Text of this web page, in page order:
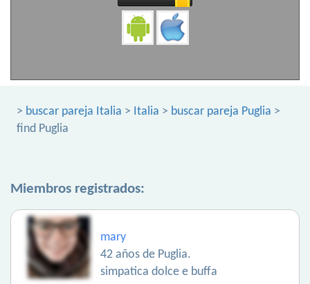
> buscar pareja Italia > Italia > buscar pareja Puglia >
find Puglia
Miembros registrados:
mary
42 años de Puglia.
simpatica dolce e buffa